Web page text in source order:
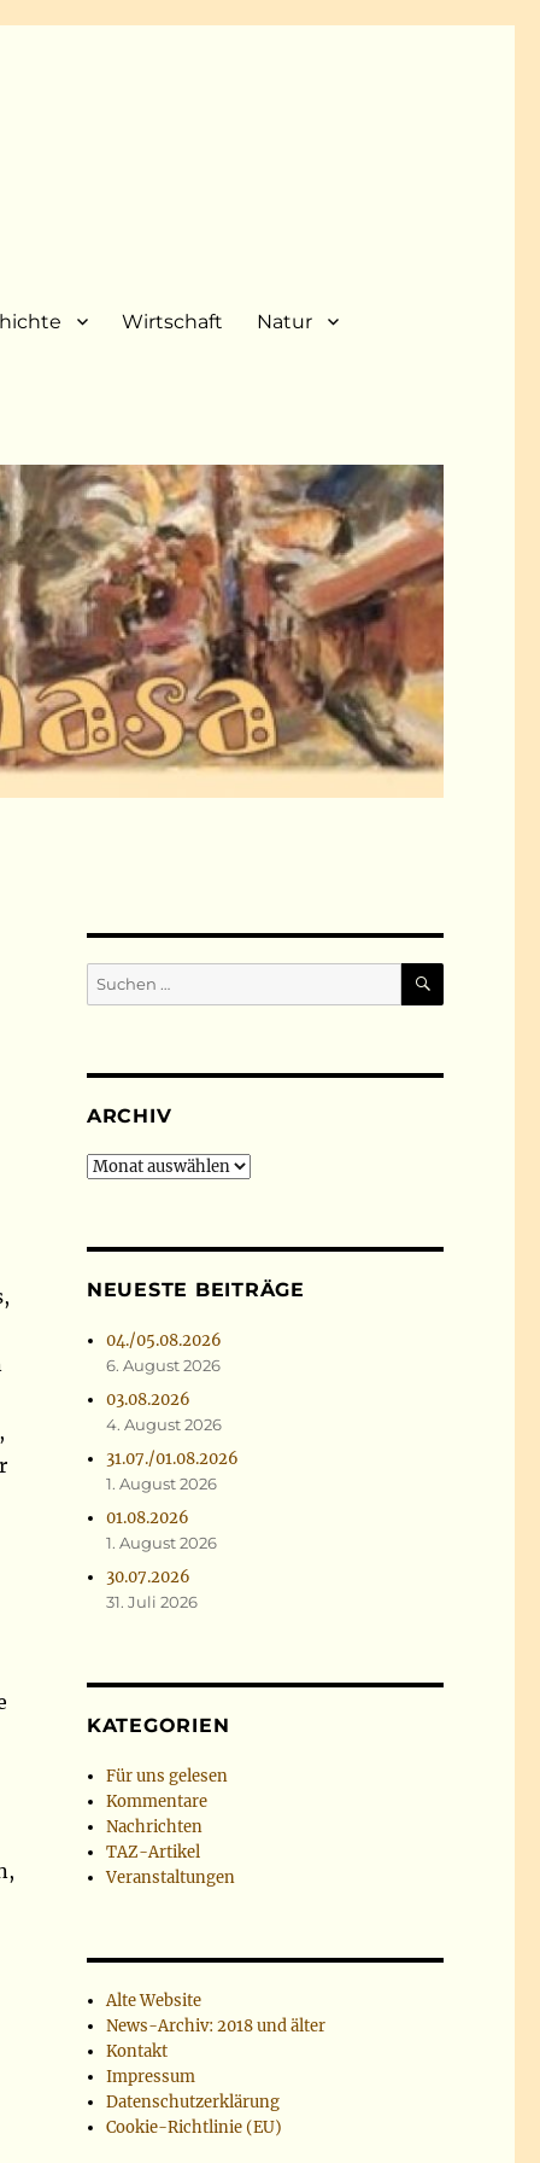
Wirtschaft Natur
Suchen
nach:
SUCHEN
ARCHIV
Archiv
NEUESTE BEITRÄGE
04./05.08.2026
6. August 2026
03.08.2026
4. August 2026
31.07./01.08.2026
1. August 2026
01.08.2026
1. August 2026
30.07.2026
31. Juli 2026
KATEGORIEN
Für uns gelesen
Kommentare
Nachrichten
TAZ-Artikel
Veranstaltungen
Alte Website
News-Archiv: 2018 und älter
Kontakt
Impressum
Datenschutzerklärung
Cookie-Richtlinie (EU)